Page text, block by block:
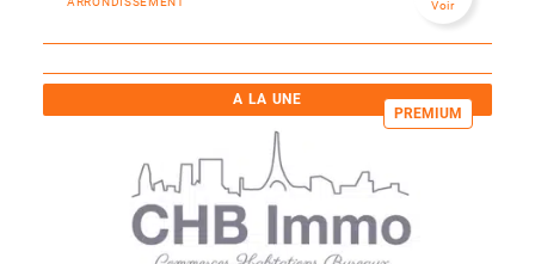
Voir
A LA UNE
PREMIUM